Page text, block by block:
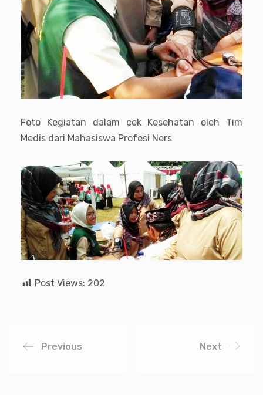
Foto Kegiatan dalam cek Kesehatan oleh Tim
Medis dari Mahasiswa Profesi Ners
Post Views: 202
Previous Next